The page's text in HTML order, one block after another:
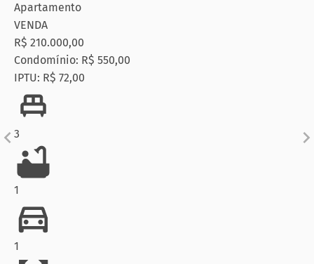
Apartamento
VENDA
R$ 210.000,00
Condomínio: R$ 550,00
IPTU: R$ 72,00
3
1
1